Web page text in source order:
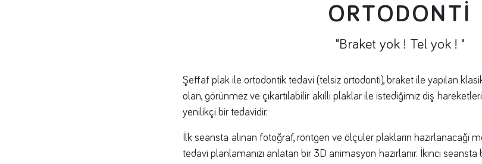
ORTODONTİ
"Braket yok ! Tel yok ! "
Şeffaf plak ile ortodontik tedavi (telsiz ortodonti), braket ile yapılan
olan, görünmez ve çıkartılabilir akıllı plaklar ile istediğimiz diş
yenilikçi bir tedavidir.
İlk seansta alınan fotoğraf, röntgen ve ölçüler plakların hazırlanacağı
tedavi planlamanızı anlatan bir 3D animasyon hazırlanır. İkinci